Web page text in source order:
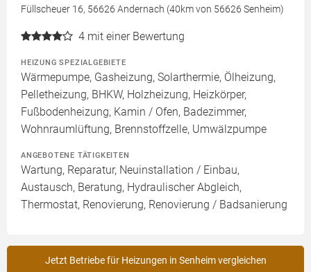
Füllscheuer 16, 56626 Andernach (40km von 56626 Senheim)
4 mit einer Bewertung
HEIZUNG SPEZIALGEBIETE
Wärmepumpe, Gasheizung, Solarthermie, Ölheizung,
Pelletheizung, BHKW, Holzheizung, Heizkörper,
Fußbodenheizung, Kamin / Ofen, Badezimmer,
Wohnraumlüftung, Brennstoffzelle, Umwälzpumpe
ANGEBOTENE TÄTIGKEITEN
Wartung, Reparatur, Neuinstallation / Einbau,
Austausch, Beratung, Hydraulischer Abgleich,
Thermostat, Renovierung, Renovierung / Badsanierung
Jetzt Betriebe für Heizungen in Senheim vergleichen